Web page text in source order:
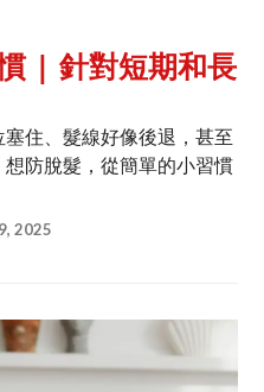
| 針對短期和長
住、髮線好像後退，甚至
防脫髮，從簡單的小習慣
髮的十個小習慣 | 針對短期
2025